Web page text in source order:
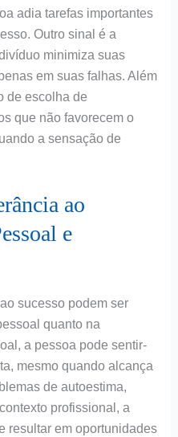
adia tarefas importantes
Outro sinal é a
minimiza suas
em suas falhas. Além
de escolha de
que não favorecem o
a sensação de
ao
e
sucesso podem ser
quanto na
a pessoa pode sentir-
mesmo quando alcança
de autoestima,
profissional, a
resultar em oportunidades